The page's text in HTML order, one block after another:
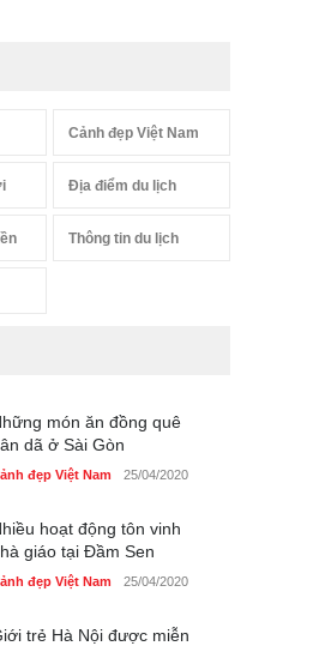
Cảnh đẹp Việt Nam
Địa điểm du lịch
Thông tin du lịch
món ăn đồng quê
dã ở Sài Gòn
đẹp Việt Nam 25/04/2020
hoạt động tôn vinh
giáo tại Đầm Sen
đẹp Việt Nam 25/04/2020
trẻ Hà Nội được miễn